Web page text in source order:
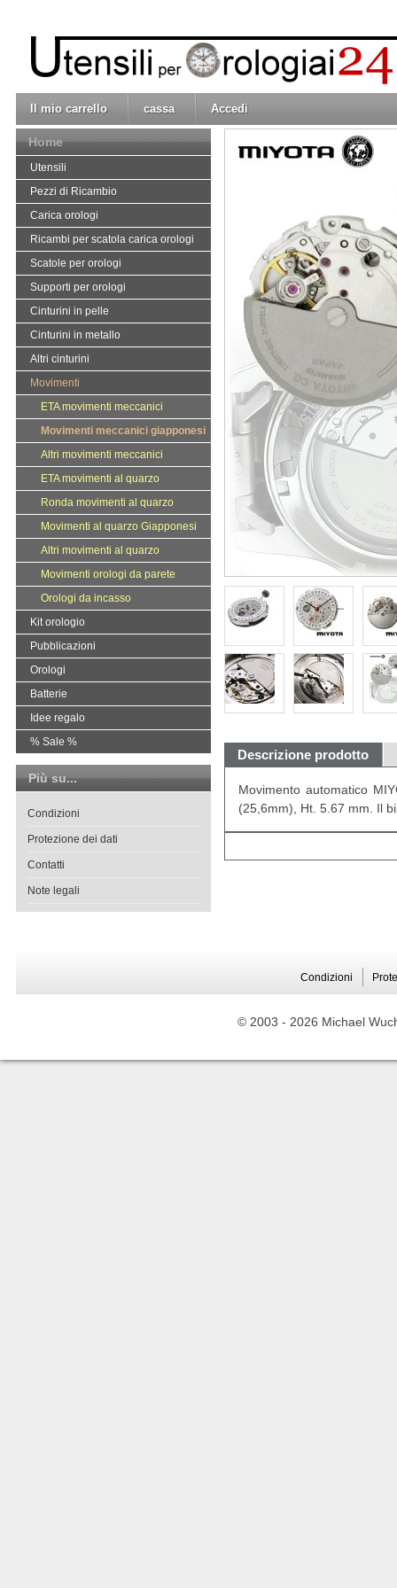
Il mio carrello cassa Accedi
Descrizione prodotto
Movimento automatico
(25,6mm), Ht. 5.67 mm. Il
Home
Utensili
Pezzi di Ricambio
Carica orologi
Ricambi per scatola carica orologi
Scatole per orologi
Supporti per orologi
Cinturini in pelle
Cinturini in metallo
Altri cinturini
Movimenti
ETA movimenti meccanici
Movimenti meccanici giapponesi
Altri movimenti meccanici
ETA movimenti al quarzo
Ronda movimenti al quarzo
Movimenti al quarzo Giapponesi
Altri movimenti al quarzo
Movimenti orologi da parete
Orologi da incasso
Kit orologio
Pubblicazioni
Orologi
Batterie
Idee regalo
% Sale %
Più su...
Condizioni
Protezione dei dati
Contatti
Note legali
Condizioni
© 2003 - 2026 Michael